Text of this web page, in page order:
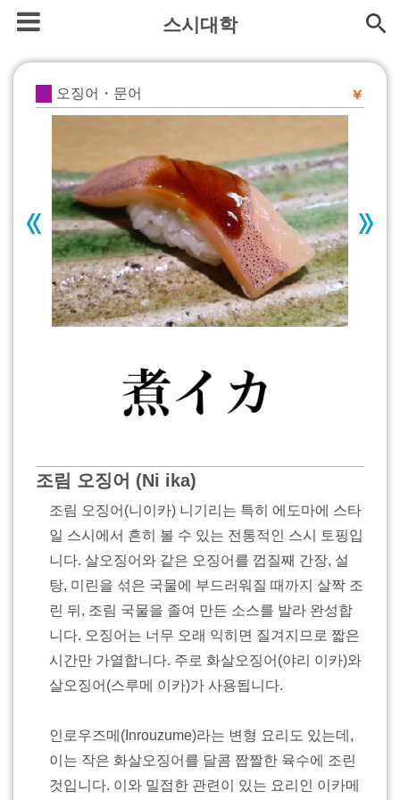
스시대학
오징어・문어
조림 오징어 (Ni ika)
조림 오징어(니이카) 니기리는 특히 에도마에 스타
일 스시에서 흔히 볼 수 있는 전통적인 스시 토핑입
니다. 살오징어와 같은 오징어를 껍질째 간장, 설
탕, 미린을 섞은 국물에 부드러워질 때까지 살짝 조
린 뒤, 조림 국물을 졸여 만든 소스를 발라 완성합
니다. 오징어는 너무 오래 익히면 질겨지므로 짧은
시간만 가열합니다. 주로 화살오징어(야리 이카)와
살오징어(스루메 이카)가 사용됩니다.
인로우즈메(Inrouzume)라는 변형 요리도 있는데,
이는 작은 화살오징어를 달콤 짭짤한 육수에 조린
것입니다. 이와 밀접한 관련이 있는 요리인 이카메